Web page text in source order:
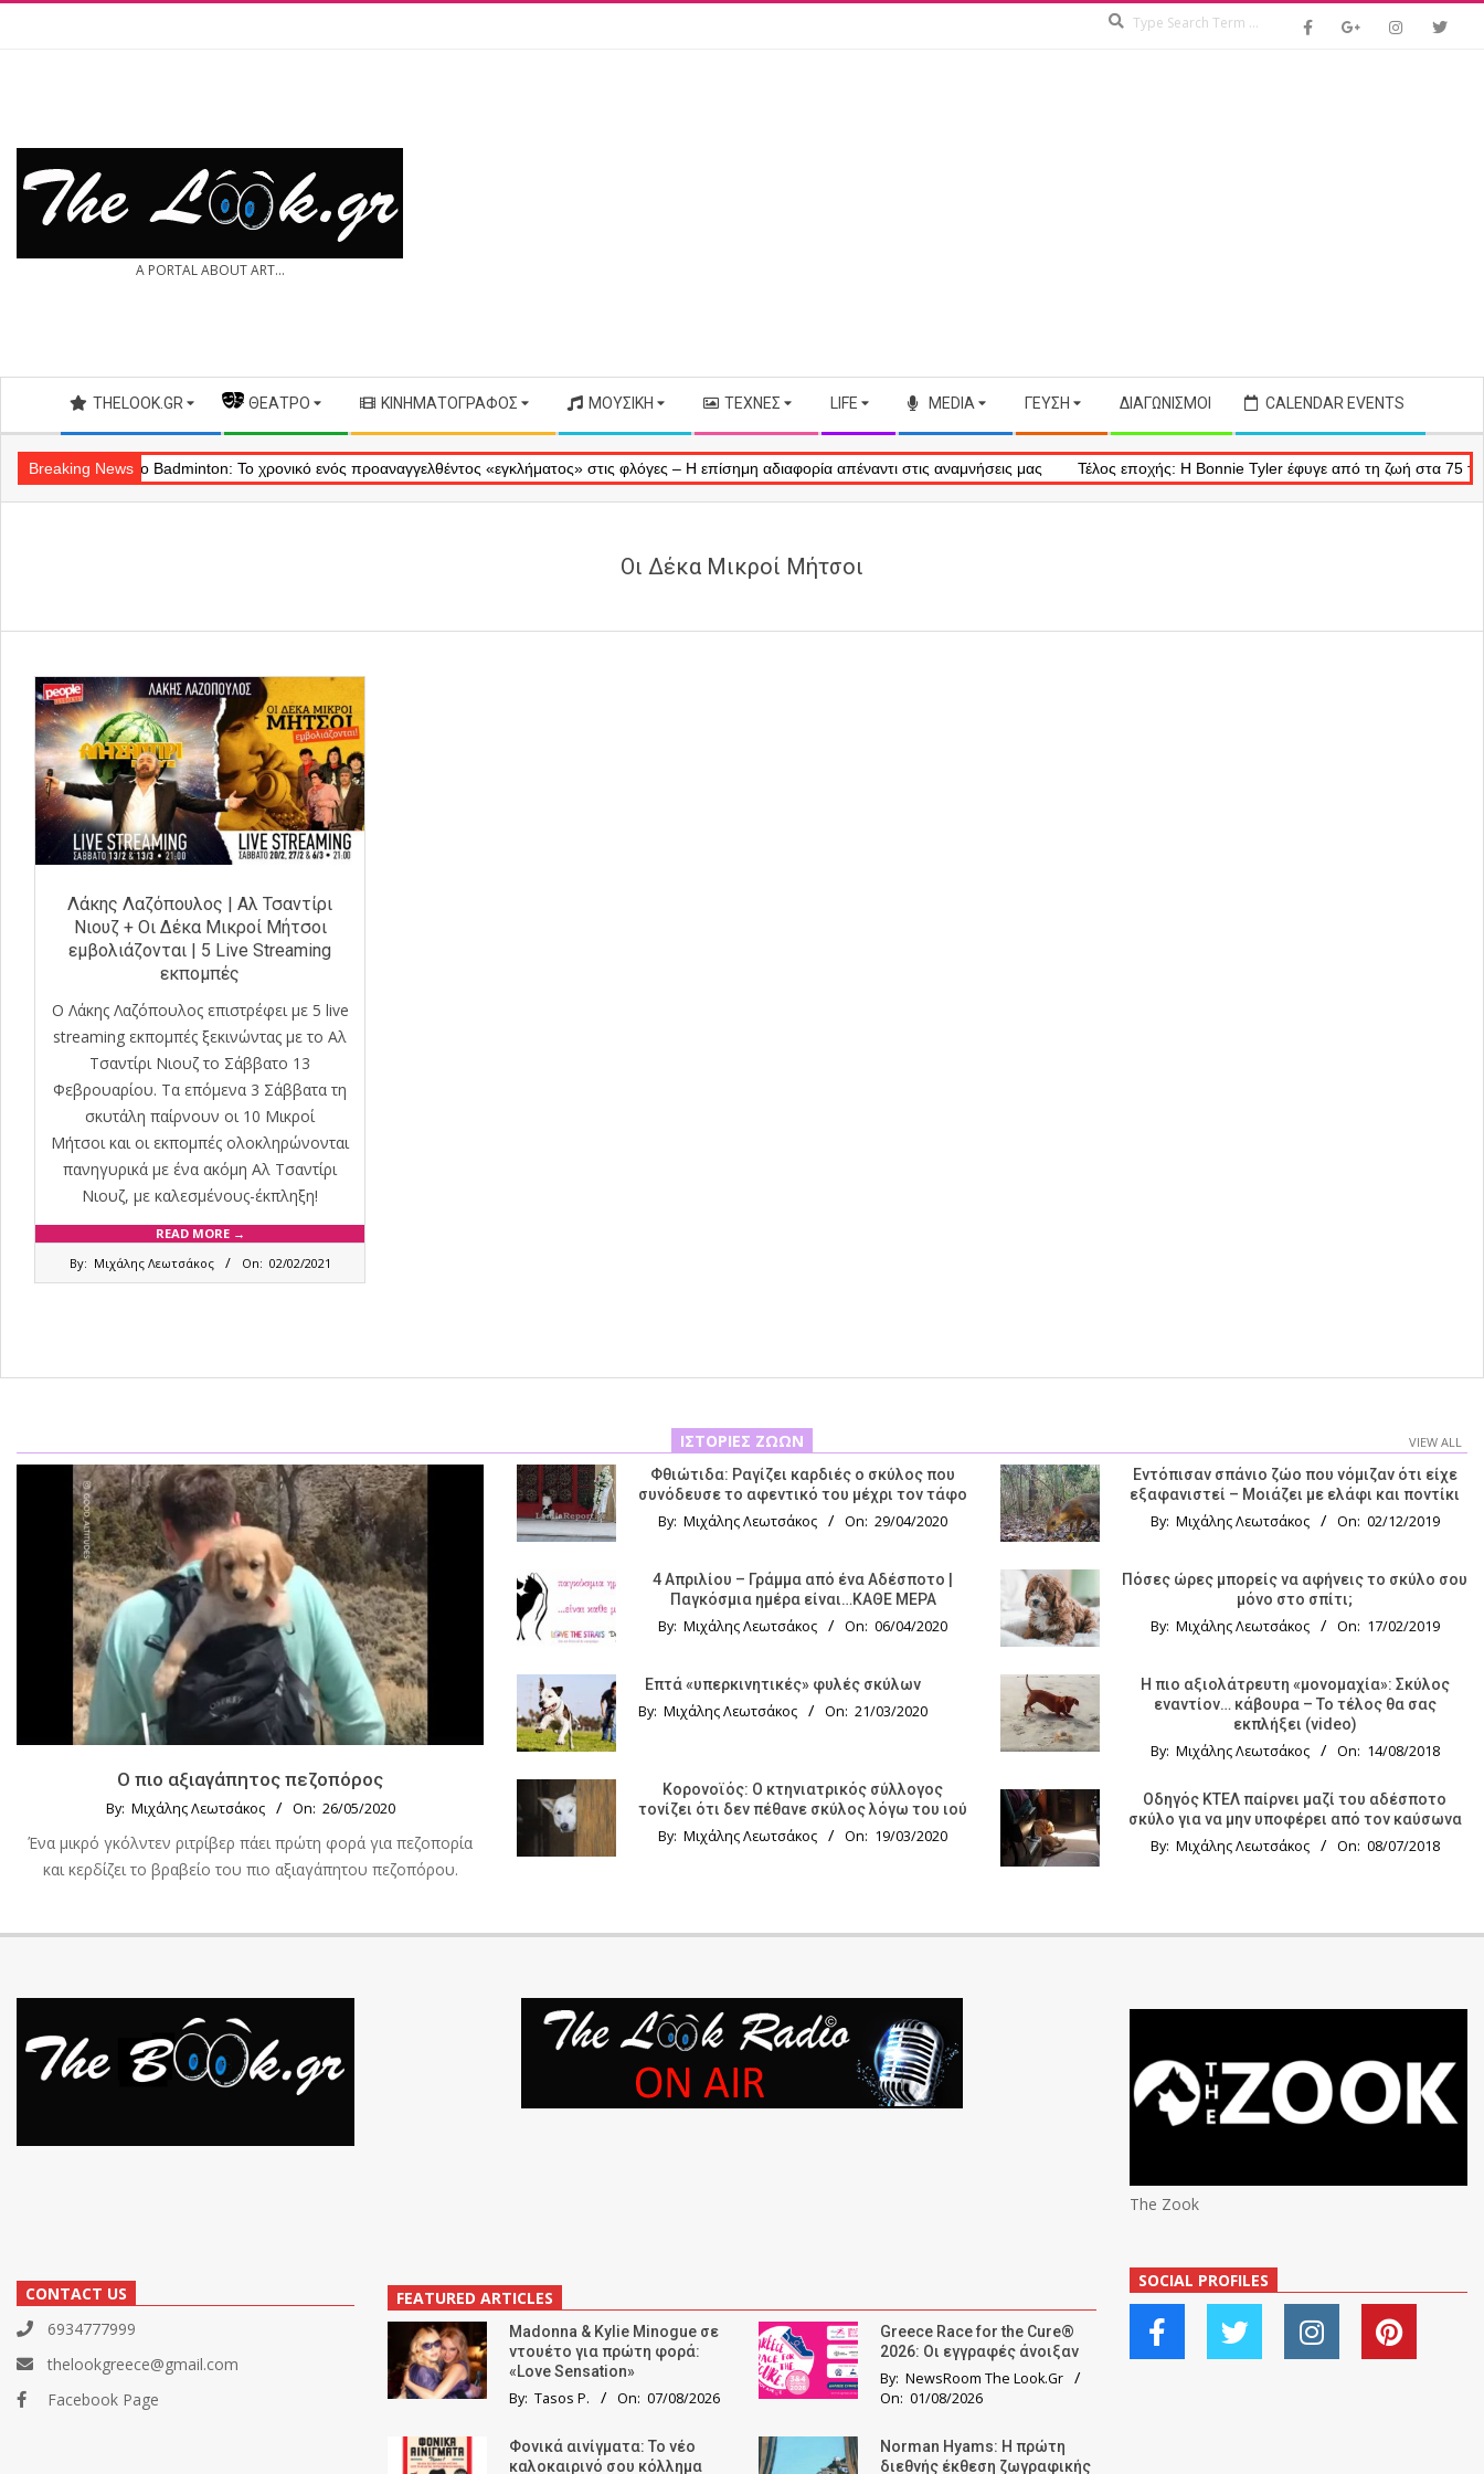
THE A PORTAL ABOUT ART...
Secondary
Navigation
Menu
THELOOK.GR — ΘΈΑΤΡΟ ΚΙΝΗΜΑΤΟΓΡΆΦΟΣ ΜΟΥΣΙΚΉ ΤΈΧΝΕΣ LIFE MEDIA ΓΕΎΣΗ ΔΙΑΓΩΝΙΣΜΟΊ CALENDAR EVENTS
Breaking News
Θέατρο Badminton: Το χρονικό ενός προαναγγελθέντος «εγκλήματος» στις φλόγες – Η επίσημη αδιαφορία απέναντι στις αναμνήσεις μας Τέλος εποχής: Η Bonnie Tyler έφυγε από τη ζωή στα 75 της
Οι Δέκα Μικροί Μήτσοι
Λάκης Λαζόπουλος | Αλ Τσαντίρι
Νιουζ + Οι Δέκα Μικροί Μήτσοι
εμβολιάζονται | 5 Live Streaming
εκπομπές
Ο Λάκης Λαζόπουλος επιστρέφει με 5 live
streaming εκπομπές ξεκινώντας με το Αλ
Τσαντίρι Νιουζ το Σάββατο 13
Φεβρουαρίου. Τα επόμενα 3 Σάββατα τη
σκυτάλη παίρνουν οι 10 Μικροί
Μήτσοι και οι εκπομπές ολοκληρώνονται
πανηγυρικά με ένα ακόμη Αλ Τσαντίρι
Νιουζ, με καλεσμένους-έκπληξη!
READ MORE →
By: Μιχάλης Λεωτσάκος On: 02/02/2021
ΙΣΤΟΡΊΕΣ ΖΏΩΝ VIEW ALL
Ο πιο αξιαγάπητος πεζοπόρος
By: Μιχάλης Λεωτσάκος On: 26/05/2020
Ένα μικρό γκόλντεν ριτρίβερ πάει πρώτη φορά για πεζοπορία
και κερδίζει το βραβείο του πιο αξιαγάπητου πεζοπόρου.
Φθιώτιδα: Ραγίζει καρδιές ο σκύλος που
συνόδευσε το αφεντικό του μέχρι τον τάφο
By: Μιχάλης Λεωτσάκος On: 29/04/2020
4 Απριλίου – Γράμμα από ένα Αδέσποτο |
Παγκόσμια ημέρα είναι…ΚΑΘΕ ΜΕΡΑ
By: Μιχάλης Λεωτσάκος On: 06/04/2020
Επτά «υπερκινητικές» φυλές σκύλων
By: Μιχάλης Λεωτσάκος On: 21/03/2020
Κορονοϊός: Ο κτηνιατρικός σύλλογος
τονίζει ότι δεν πέθανε σκύλος λόγω του ιού
By: Μιχάλης Λεωτσάκος On: 19/03/2020
Εντόπισαν σπάνιο ζώο που νόμιζαν ότι είχε
εξαφανιστεί – Μοιάζει με ελάφι και ποντίκι
By: Μιχάλης Λεωτσάκος On: 02/12/2019
Πόσες ώρες μπορείς να αφήνεις το σκύλο σου
μόνο στο σπίτι;
By: Μιχάλης Λεωτσάκος On: 17/02/2019
Η πιο αξιολάτρευτη «μονομαχία»: Σκύλος
εναντίον… κάβουρα – Το τέλος θα σας
εκπλήξει (video)
By: Μιχάλης Λεωτσάκος On: 14/08/2018
Οδηγός KTΕΛ παίρνει μαζί του αδέσποτο
σκύλο για να μην υποφέρει από τον καύσωνα
By: Μιχάλης Λεωτσάκος On: 08/07/2018
CONTACT US
6934777999
thelookgreece@gmail.com
Facebook Page
FEATURED ARTICLES
Madonna & Kylie Minogue σε
ντουέτο για πρώτη φορά:
«Love Sensation»
By: Tasos P. On: 07/08/2026
Φονικά αινίγματα: Το νέο
καλοκαιρινό σου κόλλημα
Greece Race for the Cure®
2026: Οι εγγραφές άνοιξαν
By: NewsRoom The Look.Gr
On: 01/08/2026
Norman Hyams: Η πρώτη
διεθνής έκθεση ζωγραφικής
The Zook
SOCIAL PROFILES